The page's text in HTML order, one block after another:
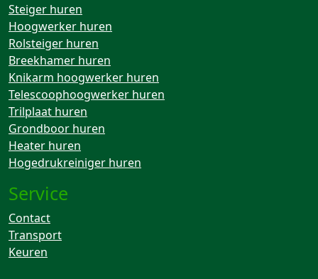
Steiger huren
Hoogwerker huren
Rolsteiger huren
Breekhamer huren
Knikarm hoogwerker huren
Telescoophoogwerker huren
Trilplaat huren
Grondboor huren
Heater huren
Hogedrukreiniger huren
Service
Contact
Transport
Keuren